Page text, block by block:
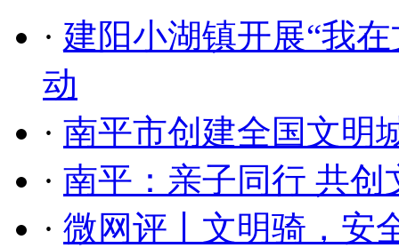
· 建阳小湖镇开展“我
动
· 南平市创建全国文明
· 南平：亲子同行 共创
· 微网评丨文明骑，安